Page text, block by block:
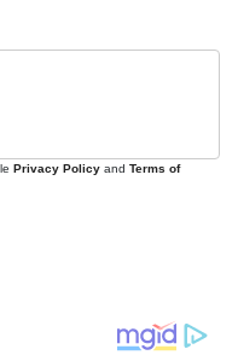
Privacy Policy and Terms of